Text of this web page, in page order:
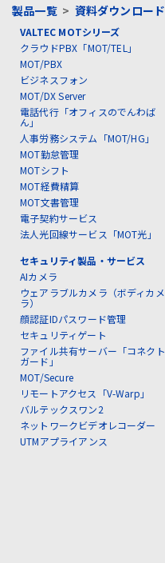
製品一覧> 資料ダウンロード
VALTEC MOTシリーズ
クラウドPBX「MOT/TEL」
MOT/PBX
ビジネスフォン
MOT/DX Server
電話代行「オフィスのでんわば
ん」
人事労務システム「MOT/HG」
MOT勤怠管理
MOTシフト
MOT経費精算
MOT文書管理
電子契約サービス
法人光回線サービス「MOT光」
セキュリティ製品・サービス
AIカメラ
ウェアラブルカメラ（ボディカメ
ラ）
顔認証IDパスワード管理
セキュリティゲート
ファイル共有サーバー「コネクト
ガード」
MOT/Secure
リモートアクセス「V-Warp」
バルテックスワン2
ネットワークビデオレコーダー
UTMアプライアンス